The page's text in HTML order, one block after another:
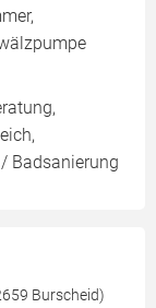
Badsanierung
Burscheid)